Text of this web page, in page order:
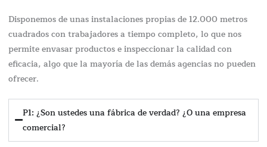
Disponemos de unas instalaciones propias de 12.000 metros
cuadrados con trabajadores a tiempo completo, lo que nos
permite envasar productos e inspeccionar la calidad con
eficacia, algo que la mayoría de las demás agencias no pueden
ofrecer.
P1: ¿Son ustedes una fábrica de verdad? ¿O una empresa
comercial?